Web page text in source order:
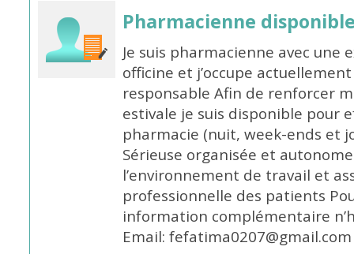
Pharmacienne
Je suis pharmacienne avec
officine et j’occupe
responsable Afin de renforcer
estivale je suis disponible pour
pharmacie (nuit, week-ends et
Sérieuse organisée et
l’environnement de travail et
professionnelle des patients
information complémentaire
Email: fefatima0207@gmail.com